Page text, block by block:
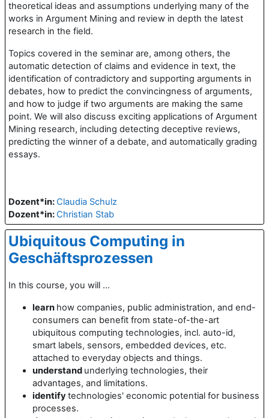
theoretical ideas and assumptions underlying many of the
works in Argument Mining and review in depth the latest
research in the field.
Topics covered in the seminar are, among others, the
automatic detection of claims and evidence in text, the
identification of contradictory and supporting arguments in
debates, how to predict the convincingness of arguments,
and how to judge if two arguments are making the same
point. We will also discuss exciting applications of Argument
Mining research, including detecting deceptive reviews,
predicting the winner of a debate, and automatically grading
essays.
Dozent*in:Claudia Schulz
Dozent*in:Christian Stab
Ubiquitous Computing in
Geschäftsprozessen
In this course, you will ...
learn how companies, public administration, and end-
consumers can benefit from state-of-the-art
ubiquitous computing technologies, incl. auto-id,
smart labels, sensors, embedded devices, etc.
attached to everyday objects and things.
understand underlying technologies, their
advantages, and limitations.
identifytechnologies' economic potential for business
processes.